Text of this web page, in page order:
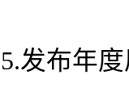
5.发布年